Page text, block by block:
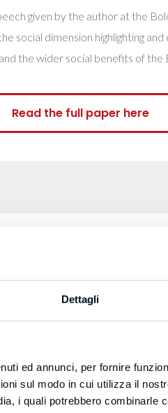
Dettagli
ed annunci, per fornire
sul modo in cui utilizza il
i quali potrebbero combinarle
given by the author at the
dimension highlighting
the wider social benefits of
Read the full paper here